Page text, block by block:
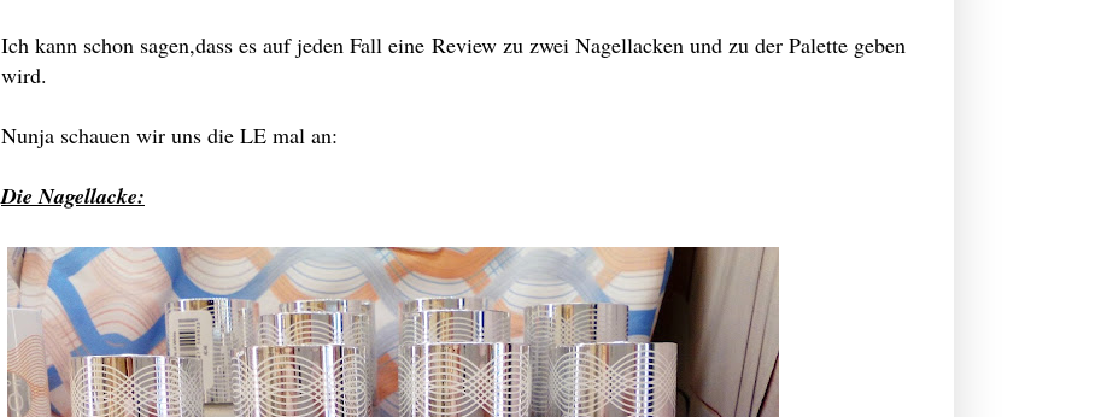
Ich kann schon sagen,dass es auf jeden Fall eine Review zu zwei Nagellacken und zu der Palette geben
wird.
Nunja schauen wir uns die LE mal an:
Die Nagellacke: